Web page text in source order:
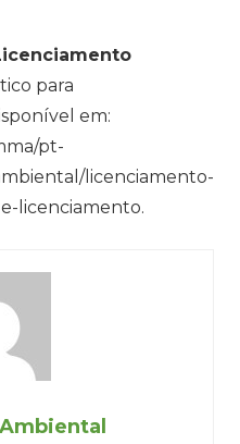
para
em:
pt-
licenciamento-
licenciamento.